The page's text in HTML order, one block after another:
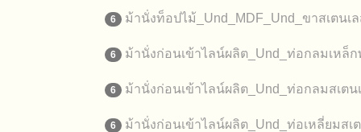
6 ม้านั่งท็อปไม้_Und_MDF_Und_ขาสเตนเ
6 ม้านั่งก่อนเข้าไลน์ผลิต_Und_ท่อกลมเหล็
6 ม้านั่งก่อนเข้าไลน์ผลิต_Und_ท่อกลมสเตน
6 ม้านั่งก่อนเข้าไลน์ผลิต_Und_ท่อเหลี่ยมสเ